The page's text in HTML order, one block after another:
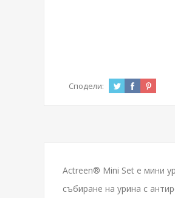
Сподели:
Actreen® Mini Set е мини
събиране на урина с